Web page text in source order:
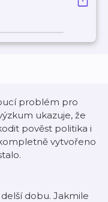
problém pro
ukazuje, že
pověst politika i
vytvořeno
dobu. Jakmile